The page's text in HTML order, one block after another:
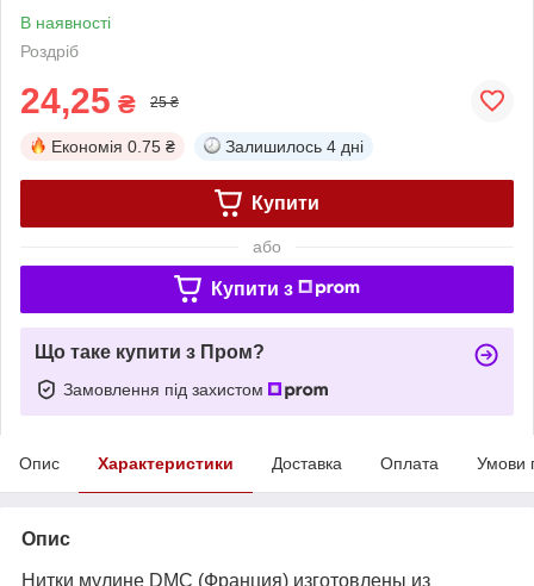
В наявності
Роздріб
24,25 ₴ 25 ₴
Економія 0.75 ₴ Залишилось 4 дні
Купити
або
Купити з
Що таке купити з Пром?
Замовлення під захистом
Опис Характеристики Доставка Оплата Умови
Опис
Нитки мулине DMC (Франция) изготовлены из